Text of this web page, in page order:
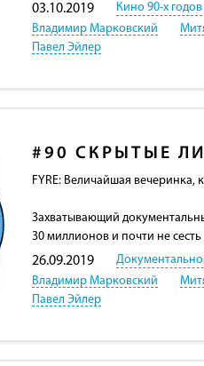
03.10.2019 Кино 90-х годов
Владимир Марковский
Павел Эйлер
#90 СКРЫТЫЕ
FYRE: Величайшая вечеринка,
Захватывающий
30 миллионов и почти не
26.09.2019
Владимир Марковский
Павел Эйлер